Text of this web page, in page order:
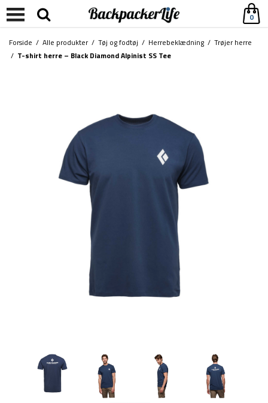
0
Forside / Alle produkter/ Tøj og fodtøj / Herrebeklædning / Trøjer herre
/ T-shirt herre – Black Diamond Alpinist SS Tee